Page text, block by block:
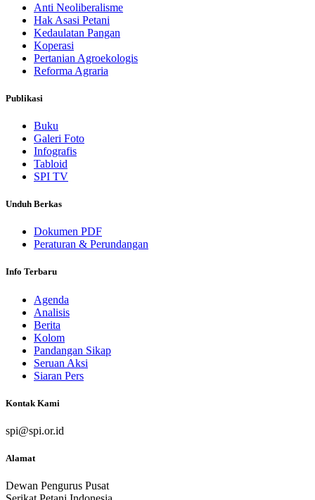
Anti Neoliberalisme
Hak Asasi Petani
Kedaulatan Pangan
Koperasi
Pertanian Agroekologis
Reforma Agraria
Publikasi
Buku
Galeri Foto
Infografis
Tabloid
SPI TV
Unduh Berkas
Dokumen PDF
Peraturan & Perundangan
Info Terbaru
Agenda
Analisis
Berita
Kolom
Pandangan Sikap
Seruan Aksi
Siaran Pers
Kontak Kami
spi@spi.or.id
Alamat
Dewan Pengurus Pusat